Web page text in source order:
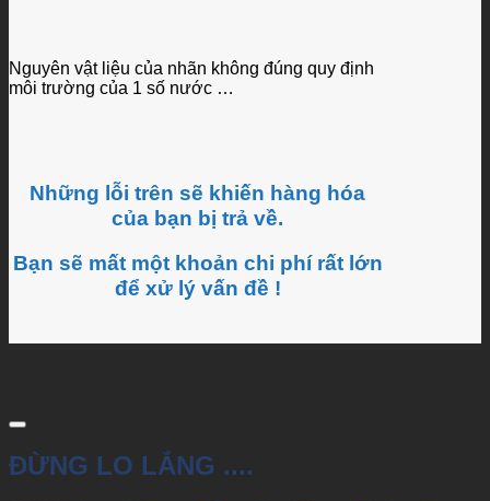
Nguyên vật liệu của nhãn không đúng quy định
môi trường của 1 số nước …
Những lỗi trên sẽ khiến hàng hóa
của bạn bị trả về.
Bạn sẽ mất một khoản chi phí rất lớn
để xử lý vấn đề !
ĐỪNG LO LẮNG ....